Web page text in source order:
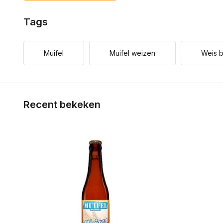
Tags
Muifel Muifel weizen Weis
Recent bekeken